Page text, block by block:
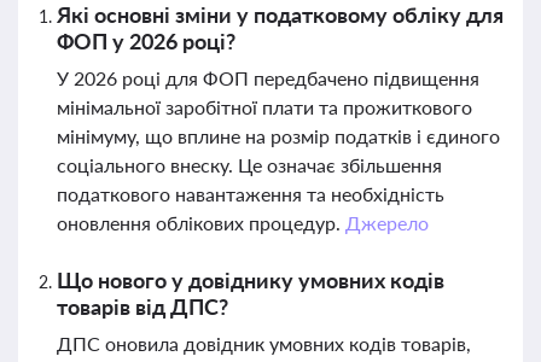
Які основні зміни у податковому обліку для
ФОП у 2026 році?
У 2026 році для ФОП передбачено підвищення
мінімальної заробітної плати та прожиткового
мінімуму, що вплине на розмір податків і єдиного
соціального внеску. Це означає збільшення
податкового навантаження та необхідність
оновлення облікових процедур. Джерело
Що нового у довіднику умовних кодів
товарів від ДПС?
ДПС оновила довідник умовних кодів товарів,